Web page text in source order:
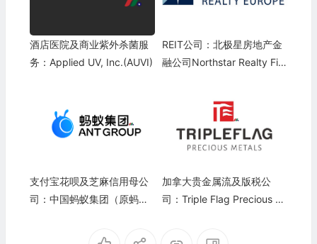
酒店医院及商业紫外杀菌服
务：Applied UV, Inc.(AUVI)
REIT公司：北极星房地产金
融公司Northstar Realty Fin
支付宝花呗及芝麻信用母公
司：中国蚂蚁集团（原蚂蚁
加拿大贵金属流及版税公
司：Triple Flag Precious M